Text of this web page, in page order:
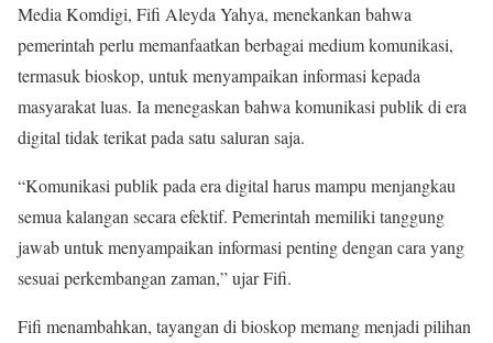
Media Komdigi, Fifi Aleyda Yahya, menekankan bahwa
pemerintah perlu memanfaatkan berbagai medium komunikasi,
termasuk bioskop, untuk menyampaikan informasi kepada
masyarakat luas. Ia menegaskan bahwa komunikasi publik di era
digital tidak terikat pada satu saluran saja.
“Komunikasi publik pada era digital harus mampu menjangkau
semua kalangan secara efektif. Pemerintah memiliki tanggung
jawab untuk menyampaikan informasi penting dengan cara yang
sesuai perkembangan zaman,” ujar Fifi.
Fifi menambahkan, tayangan di bioskop memang menjadi pilihan